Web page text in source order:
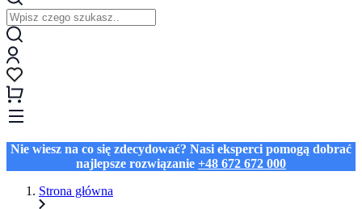
Nie wiesz na co się zdecydować? Nasi eksperci pomogą dobrać
najlepsze rozwiązanie +48 672 672 000
Strona główna